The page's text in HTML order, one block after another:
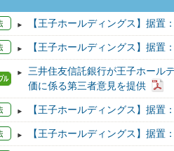
【王子ホールディングス】据置
【王子ホールディングス】据置
三井住友信託銀行が王子ホール
価に係る第三者意見を提供
【王子ホールディングス】据置
【王子ホールディングス】据置